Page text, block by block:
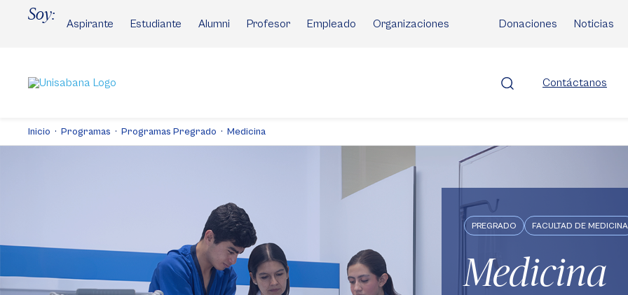
Soy:
Aspirante Estudiante Alumni Profesor Empleado Organizaciones Donaciones Noticias
Contáctanos
Inicio Programas Programas Pregrado Medicina
PREGRADO FACULTAD DE MEDICINA
Medicina